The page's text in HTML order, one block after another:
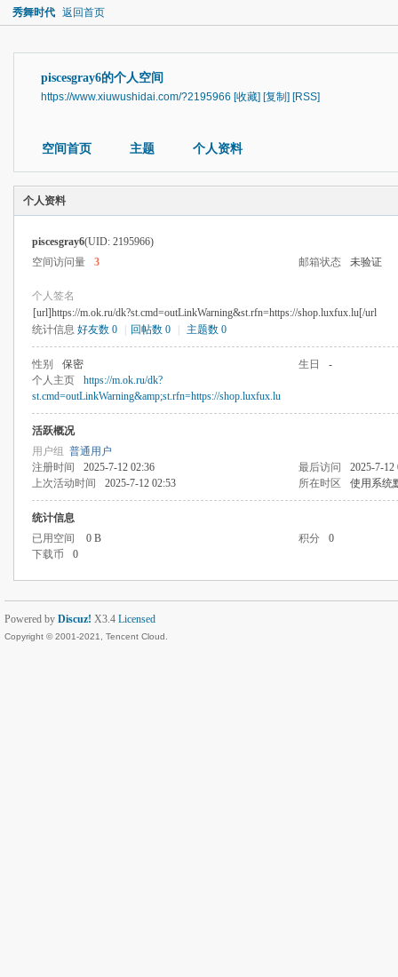
秀舞时代 返回首页
piscesgray6的个人空间
https://www.xiuwushidai.com/?2195966 [收藏] [复制] [RSS]
空间首页 主题 个人资料
个人资料
piscesgray6(UID: 2195966)
空间访问量
3 邮箱状态 未验证
个人签名
[url]https://m.ok.ru/dk?st.cmd=outLinkWarning&st.rfn=https://shop.luxfux.lu[/url
统计信息 好友数 0 回帖数 0 主题数 0
性别 保密 生日
-
个人主页
https://m.ok.ru/dk?
st.cmd=outLinkWarning&amp;st.rfn=https://shop.luxfux.lu
活跃概况
用户组 普通用户
注册时间
2025-7-12 02:36 最后访问
2025-7-12
上次活动时间
2025-7-12 02:53 所在时区 使用系统
统计信息
已用空间
0 B 积分
0
下载币
0
Powered by Discuz! X3.4 Licensed
Copyright © 2001-2021, Tencent Cloud.